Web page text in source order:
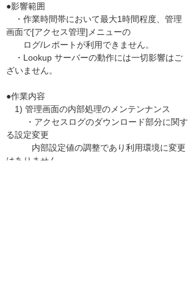
●影響範囲
・作業時間帯において最大1時間程度、管理
画面で[アクセス管理]メニューの
ログ/レポートが利用できません。
・Lookup サーバーの動作には一切影響はご
ざいません。
●作業内容
1) 管理画面の内部処理のメンテンナンス
・アクセスログのダウンロード部分に関す
る設定変更
内部設定値の調整であり利用環境に変更
はありません。